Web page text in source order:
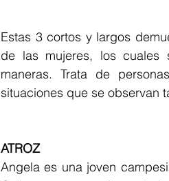
Estas 3 cortos y largos
de las mujeres, los cuales
maneras. Trata de
situaciones que se observan
ATROZ
Angela es una joven